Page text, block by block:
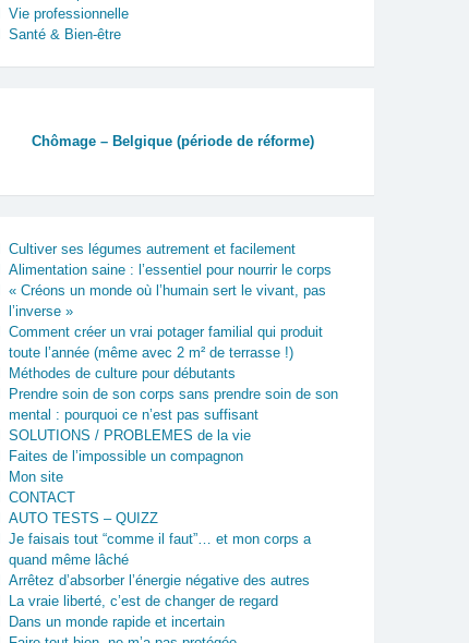
Vie professionnelle
Santé & Bien-être
Chômage – Belgique (période de réforme)
Cultiver ses légumes autrement et facilement
Alimentation saine : l’essentiel pour nourrir le corps
« Créons un monde où l’humain sert le vivant, pas
l’inverse »
Comment créer un vrai potager familial qui produit
toute l’année (même avec 2 m² de terrasse !)
Méthodes de culture pour débutants
Prendre soin de son corps sans prendre soin de son
mental : pourquoi ce n’est pas suffisant
SOLUTIONS / PROBLEMES de la vie
Faites de l’impossible un compagnon
Mon site
CONTACT
AUTO TESTS – QUIZZ
Je faisais tout “comme il faut”… et mon corps a
quand même lâché
Arrêtez d’absorber l’énergie négative des autres
La vraie liberté, c’est de changer de regard
Dans un monde rapide et incertain